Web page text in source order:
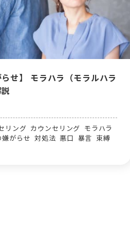
らせ】 モラハラ（モラルハラ
リング カウンセリング モラハラ
嫌がらせ 対処法 悪口 暴言 束縛